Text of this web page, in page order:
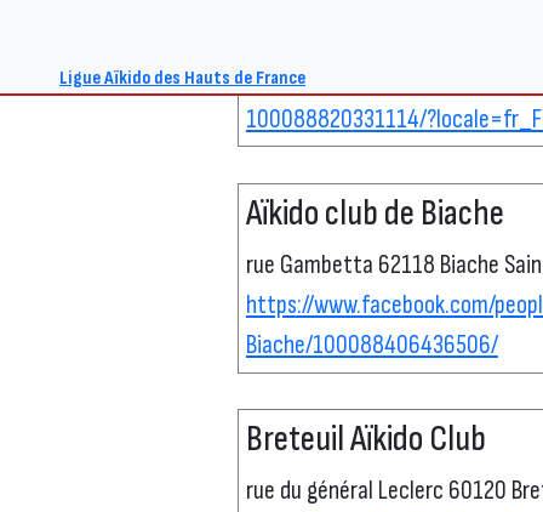
Ligue Aïkido des Hauts de Francehttps://www.facebook.com/p/
100088820331114/
Aïkido club de Biache
rue Gambetta 62118 Biache
https://www.facebook.com/
Biache/100088406436506/
Breteuil Aïkido Club
rue du général Leclerc 60120